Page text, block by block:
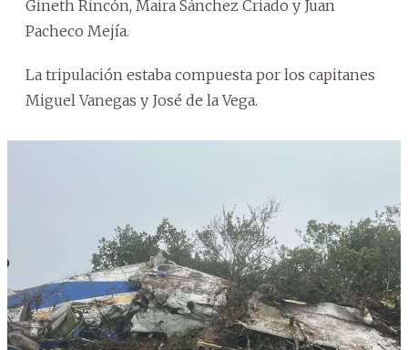
Gineth Rincón, Maira Sánchez Criado y Juan
Pacheco Mejía.
La tripulación estaba compuesta por los capitanes
Miguel Vanegas y José de la Vega.